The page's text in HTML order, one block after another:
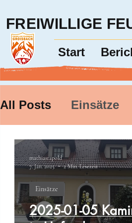
FREIWILLIGE
Start
All Posts Einsätze
2025-01-05
Einsätze
mathiasrapold
7. Jan. 2025
2 Min. Lesezeit